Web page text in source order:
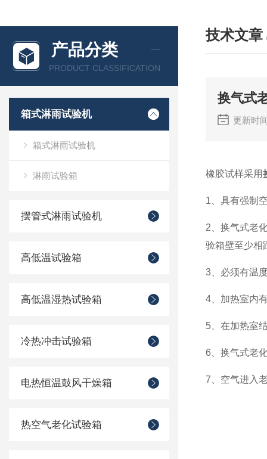
产品分类
PRODUCT CLASSIFICATION
箱式淋雨试验机
箱式淋雨试验机
淋雨试验箱
摆管式淋雨试验机
高低温试验箱
高低温湿热试验箱
冷热冲击试验箱
电热恒温鼓风干燥箱
热空气老化试验箱
技术文章
换气式
更新时
橡胶试样采用
1、具有强制
2、换气式老
验箱壁至少相
3、必须有温
4、加热室内
5、在加热室
6、换气式老
7、空气进入